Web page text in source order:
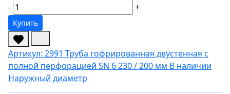
-
+
Купить
Артикул: 2991 Труба гофрированная двустенная с
полной перфорацией SN 6 230 / 200 мм В наличии
Наружный диаметр